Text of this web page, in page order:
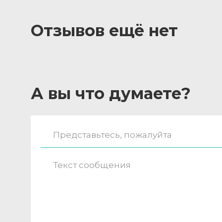
Отзывов ещё нет
А вы что думаете?